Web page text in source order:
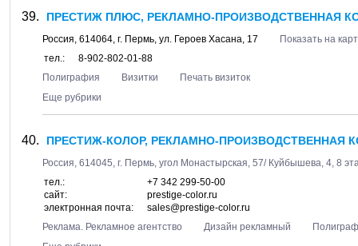
ПРЕСТИЖ ПЛЮС, РЕКЛАМНО-ПРОИЗВОДСТВЕННАЯ
Россия, 614064, г. Пермь, ул. Героев Хасана, 17
Показать на
тел.:
8-902-802-01-88
Полиграфия
Визитки
Печать визиток
Еще рубрики
ПРЕСТИЖ-КОЛОР, РЕКЛАМНО-ПРОИЗВОДСТВЕННАЯ
Россия, 614045, г. Пермь, угол Монастырская, 57/ Куйбышева, 4, 8
тел.:
+7 342 299-50-00
сайт:
prestige-color.ru
электронная почта:
sales@prestige-color.ru
Реклама. Рекламное агентство
Дизайн рекламный